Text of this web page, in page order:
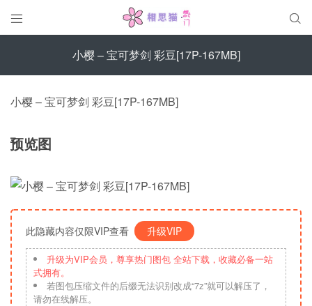
 
小樱 – 宝可梦剑 彩豆[17P-167MB]
小樱 – 宝可梦剑 彩豆[17P-167MB]
预览图
此隐藏内容仅限VIP查看 升级VIP
升级为VIP会员，尊享热门图包 全站下载，收藏必备一站
式拥有。
若图包压缩文件的后缀无法识别改成“7z”就可以解压了，
请勿在线解压。